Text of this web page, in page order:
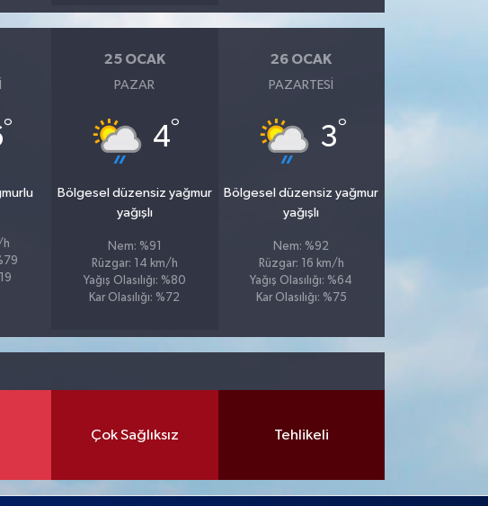
°
h
25 OCAK
PAZAR
4°
Bölgesel düzensiz yağmur
yağışlı
Nem: %91
Rüzgar: 14 km/h
Yağış Olasılığı: %80
Kar Olasılığı: %72
26 OCAK
PAZARTESI
3°
Bölgesel düzensiz yağmur
yağışlı
Nem: %92
Rüzgar: 16 km/h
Yağış Olasılığı: %64
Kar Olasılığı: %75
Çok Sağlıksız Tehlikeli